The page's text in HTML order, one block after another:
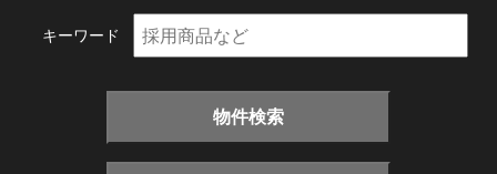
キーワード
物件検索